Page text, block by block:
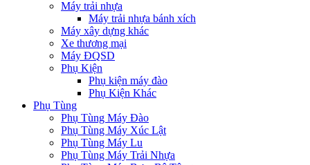
Máy trải nhựa
Máy trải nhựa bánh xích
Máy xây dựng khác
Xe thương mại
Máy ĐQSD
Phụ Kiện
Phụ kiện máy đào
Phụ Kiện Khác
Phụ Tùng
Phụ Tùng Máy Đào
Phụ Tùng Máy Xúc Lật
Phụ Tùng Máy Lu
Phụ Tùng Máy Trải Nhựa